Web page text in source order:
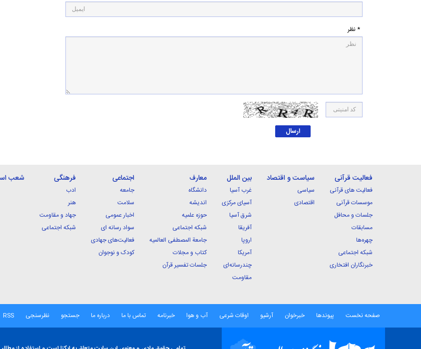
* نظر
فعالیت قرآنی
فعالیت های قرآنی
موسسات قرآنی
جلسات و محافل
مسابقات
چهره‌ها
شبکه اجتماعی
خبرنگاران افتخاری
سیاست و اقتصاد
سیاسی
اقتصادی
بین الملل
غرب آسیا
آسیای مرکزی
شرق آسیا
آفریقا
اروپا
آمریکا
چندرسانه‌ای
مقاومت
معارف
دانشگاه
اندیشه
حوزه علمیه
شبکه اجتماعی
جامعة المصطفی العالمیه
کتاب و مجلات
جلسات تفسیر قرآن
اجتماعی
جامعه
سلامت
اخبار عمومی
سواد رسانه ای
فعالیت‌های جهادی
کودک و نوجوان
فرهنگی
ادب
هنر
جهاد و مقاومت
شبکه اجتماعی
شعب
صفحه نخست پیوندها خبرخوان آرشیو اوقات شرعی آب و هوا خبرنامه تماس با ما درباره ما جستجو نظرسنجی RSS